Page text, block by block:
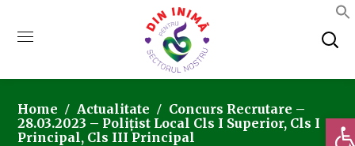
Home Actualitate
Concurs Recrutare –
28.03.2023 – Polițist Local Cls I Superior, Cls I
Principal, Cls III Principal